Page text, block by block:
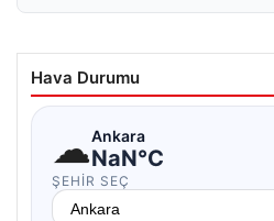
Hava Durumu
☁Ankara
NaN°C
ŞEHIR SEÇ